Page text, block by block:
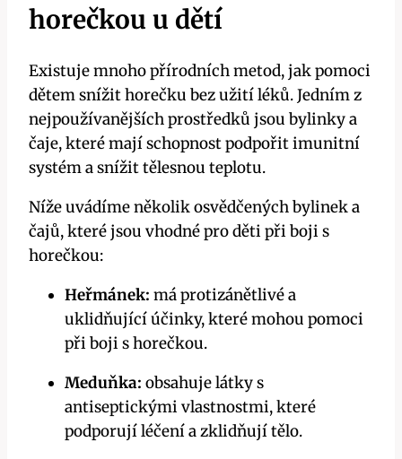
horečkou u dětí
Existuje mnoho přírodních metod, jak pomoci⁤
dětem ⁤snížit ​horečku bez ⁢užití léků.⁤ Jedním z
nejpoužívanějších⁤ prostředků jsou ‍bylinky a
čaje, které mají schopnost podpořit⁣ imunitní
⁣systém a snížit ‌tělesnou ‌teplotu.
Níže uvádíme ⁣několik osvědčených bylinek⁢ a
čajů, které jsou vhodné pro​ děti při⁣ boji s
horečkou:
Heřmánek: má protizánětlivé a
uklidňující účinky,‍ které mohou​ pomoci
⁢při boji s horečkou.
Meduňka: ‌obsahuje látky s⁢
antiseptickými vlastnostmi, které
podporují léčení ⁤a zklidňují tělo.